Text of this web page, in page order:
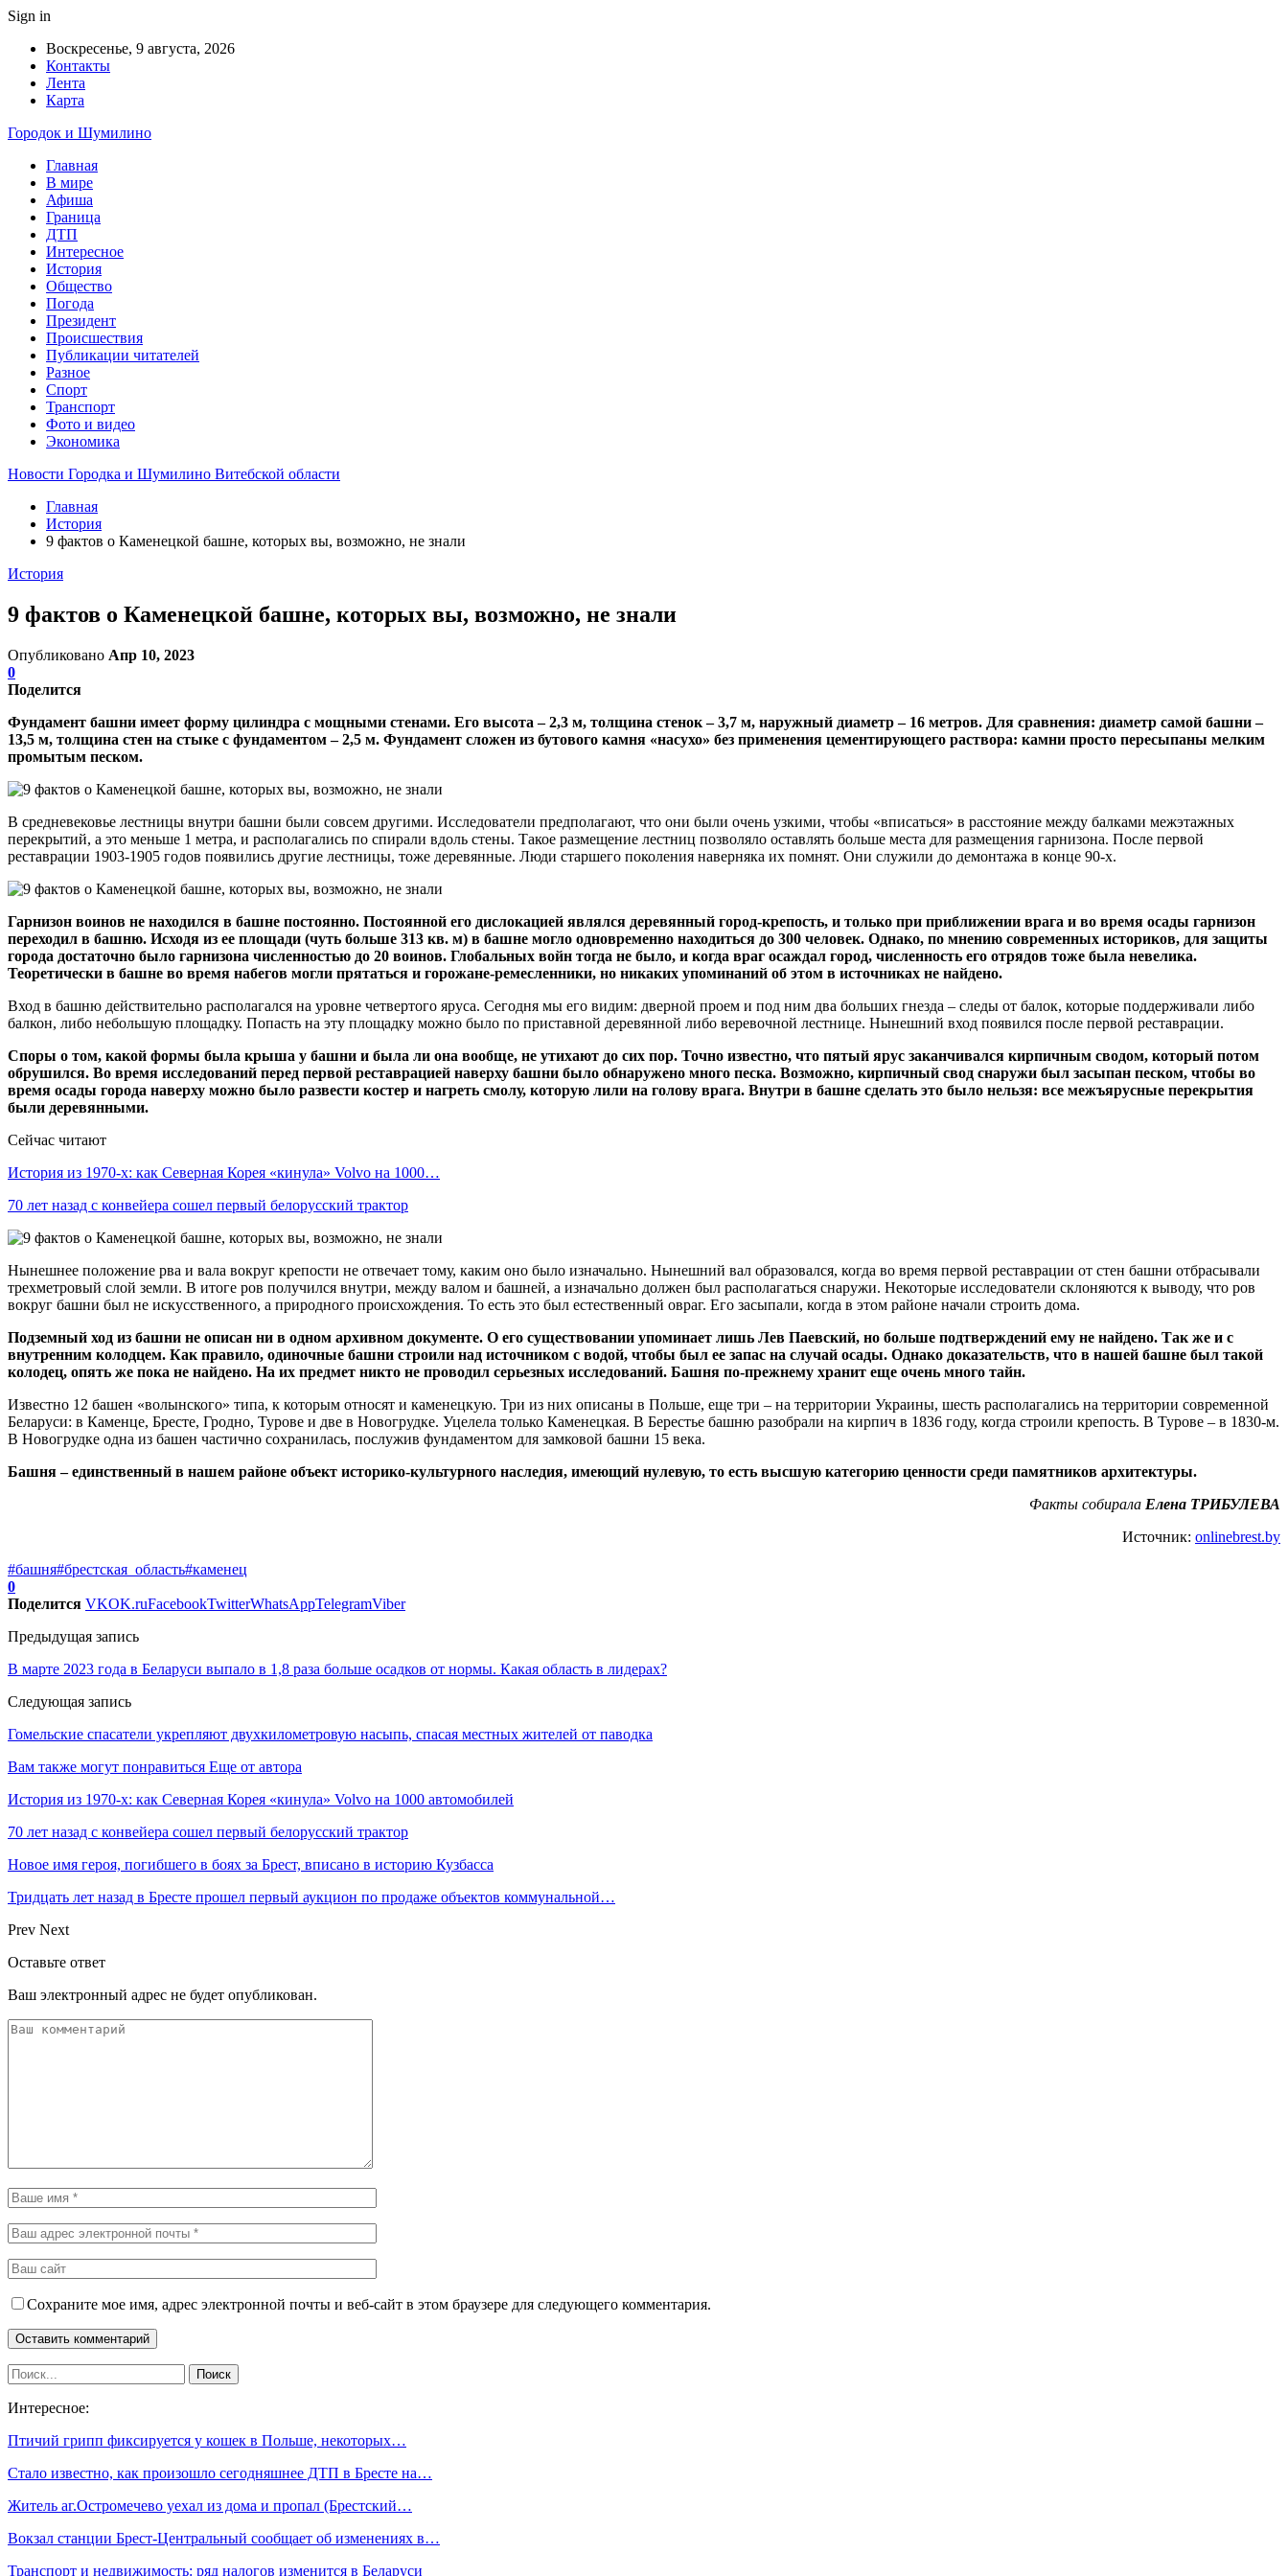
Sign in
Воскресенье, 9 августа, 2026
Контакты
Лента
Карта
Городок и Шумилино
Главная
В мире
Афиша
Граница
ДТП
Интересное
История
Общество
Погода
Президент
Происшествия
Публикации читателей
Разное
Спорт
Транспорт
Фото и видео
Экономика
Новости Городка и Шумилино Витебской области
Главная
История
9 фактов о Каменецкой башне, которых вы, возможно, не знали
История
9 фактов о Каменецкой башне, которых вы, возможно, не знали
Опубликовано Апр 10, 2023
0
Поделится
Фундамент башни имеет форму цилиндра с мощными стенами. Его высота – 2,3 м, толщина стенок – 3,7 м, наружный диаметр – 16 метров. Для сравнения: диаметр самой башни –
13,5 м, толщина стен на стыке с фундаментом – 2,5 м. Фундамент сложен из бутового камня «насухо» без применения цементирующего раствора: камни просто пересыпаны мелким
промытым песком.
В средневековье лестницы внутри башни были совсем другими. Исследователи предполагают, что они были очень узкими, чтобы «вписаться» в расстояние между балками межэтажных
перекрытий, а это меньше 1 метра, и располагались по спирали вдоль стены. Такое размещение лестниц позволяло оставлять больше места для размещения гарнизона. После первой
реставрации 1903-1905 годов появились другие лестницы, тоже деревянные. Люди старшего поколения наверняка их помнят. Они служили до демонтажа в конце 90-х.
Гарнизон воинов не находился в башне постоянно. Постоянной его дислокацией являлся деревянный город-крепость, и только при приближении врага и во время осады гарнизон
переходил в башню. Исходя из ее площади (чуть больше 313 кв. м) в башне могло одновременно находиться до 300 человек. Однако, по мнению современных историков, для защиты
города достаточно было гарнизона численностью до 20 воинов. Глобальных войн тогда не было, и когда враг осаждал город, численность его отрядов тоже была невелика.
Теоретически в башне во время набегов могли прятаться и горожане-ремесленники, но никаких упоминаний об этом в источниках не найдено.
Вход в башню действительно располагался на уровне четвертого яруса. Сегодня мы его видим: дверной проем и под ним два больших гнезда – следы от балок, которые поддерживали либо
балкон, либо небольшую площадку. Попасть на эту площадку можно было по приставной деревянной либо веревочной лестнице. Нынешний вход появился после первой реставрации.
Споры о том, какой формы была крыша у башни и была ли она вообще, не утихают до сих пор. Точно известно, что пятый ярус заканчивался кирпичным сводом, который потом
обрушился. Во время исследований перед первой реставрацией наверху башни было обнаружено много песка. Возможно, кирпичный свод снаружи был засыпан песком, чтобы во
время осады города наверху можно было развести костер и нагреть смолу, которую лили на голову врага. Внутри в башне сделать это было нельзя: все межъярусные перекрытия
были деревянными.
Сейчас читают
История из 1970-х: как Северная Корея «кинула» Volvo на 1000…
70 лет назад с конвейера сошел первый белорусский трактор
Нынешнее положение рва и вала вокруг крепости не отвечает тому, каким оно было изначально. Нынешний вал образовался, когда во время первой реставрации от стен башни отбрасывали
трехметровый слой земли. В итоге ров получился внутри, между валом и башней, а изначально должен был располагаться снаружи. Некоторые исследователи склоняются к выводу, что ров
вокруг башни был не искусственного, а природного происхождения. То есть это был естественный овраг. Его засыпали, когда в этом районе начали строить дома.
Подземный ход из башни не описан ни в одном архивном документе. О его существовании упоминает лишь Лев Паевский, но больше подтверждений ему не найдено. Так же и с
внутренним колодцем. Как правило, одиночные башни строили над источником с водой, чтобы был ее запас на случай осады. Однако доказательств, что в нашей башне был такой
колодец, опять же пока не найдено. На их предмет никто не проводил серьезных исследований. Башня по-прежнему хранит еще очень много тайн.
Известно 12 башен «волынского» типа, к которым относят и каменецкую. Три из них описаны в Польше, еще три – на территории Украины, шесть располагались на территории современной
Беларуси: в Каменце, Бресте, Гродно, Турове и две в Новогрудке. Уцелела только Каменецкая. В Берестье башню разобрали на кирпич в 1836 году, когда строили крепость. В Турове – в 1830-м.
В Новогрудке одна из башен частично сохранилась, послужив фундаментом для замковой башни 15 века.
Башня – единственный в нашем районе объект историко-культурного наследия, имеющий нулевую, то есть высшую категорию ценности среди памятников архитектуры.
Факты собирала Елена ТРИБУЛЕВА
Источник: onlinebrest.by
#башня#брестская_область#каменец
0
Поделится VKOK.ruFacebookTwitterWhatsAppTelegramViber
Предыдущая запись
В марте 2023 года в Беларуси выпало в 1,8 раза больше осадков от нормы. Какая область в лидерах?
Следующая запись
Гомельские спасатели укрепляют двухкилометровую насыпь, спасая местных жителей от паводка
Вам также могут понравиться Еще от автора
История из 1970-х: как Северная Корея «кинула» Volvo на 1000 автомобилей
70 лет назад с конвейера сошел первый белорусский трактор
Новое имя героя, погибшего в боях за Брест, вписано в историю Кузбасса
Тридцать лет назад в Бресте прошел первый аукцион по продаже объектов коммунальной…
Prev Next
Оставьте ответ
Ваш электронный адрес не будет опубликован.
Сохраните мое имя, адрес электронной почты и веб-сайт в этом браузере для следующего комментария.
Интересное:
Птичий грипп фиксируется у кошек в Польше, некоторых…
Стало известно, как произошло сегодняшнее ДТП в Бресте на…
Житель аг.Остромечево уехал из дома и пропал (Брестский…
Вокзал станции Брест-Центральный сообщает об изменениях в…
Транспорт и недвижимость: ряд налогов изменится в Беларуси